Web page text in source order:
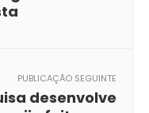
PUBLICAÇÃO SEGUINTE
desenvolve